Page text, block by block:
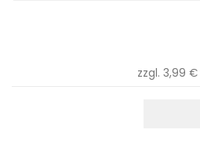
zzgl. 3,99 €